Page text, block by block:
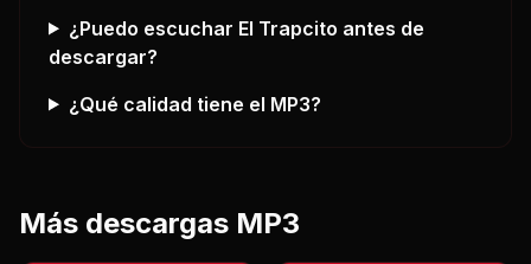
¿Puedo escuchar El Trapcito antes de
descargar?
¿Qué calidad tiene el MP3?
Más descargas MP3